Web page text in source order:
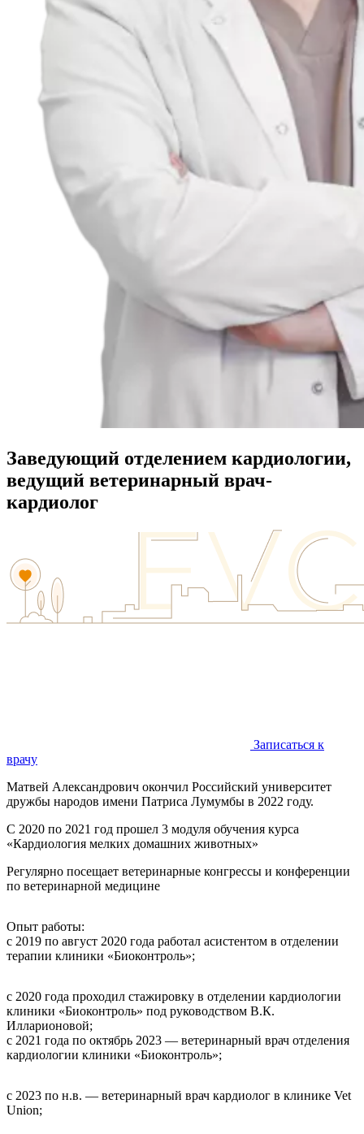
Заведующий отделением кардиологии,
ведущий ветеринарный врач-
кардиолог
Записаться к
врачу
Матвей Александрович окончил Российский университет
дружбы народов имени Патриса Лумумбы в 2022 году.
С 2020 по 2021 год прошел 3 модуля обучения курса
«Кардиология мелких домашних животных»
Регулярно посещает ветеринарные конгрессы и конференции
по ветеринарной медицине
Опыт работы:
с 2019 по август 2020 года работал асистентом в отделении
терапии клиники «Биоконтроль»;
с 2020 года проходил стажировку в отделении кардиологии
клиники «Биоконтроль» под руководством В.К.
Илларионовой;
с 2021 года по октябрь 2023 — ветеринарный врач отделения
кардиологии клиники «Биоконтроль»;
с 2023 по н.в. — ветеринарный врач кардиолог в клинике Vet
Union;